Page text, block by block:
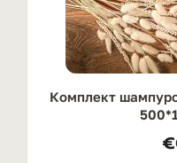
Комплект
€